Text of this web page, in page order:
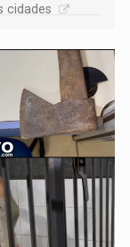
cidades